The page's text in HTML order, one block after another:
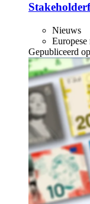
Nieuws
Gepubliceerd